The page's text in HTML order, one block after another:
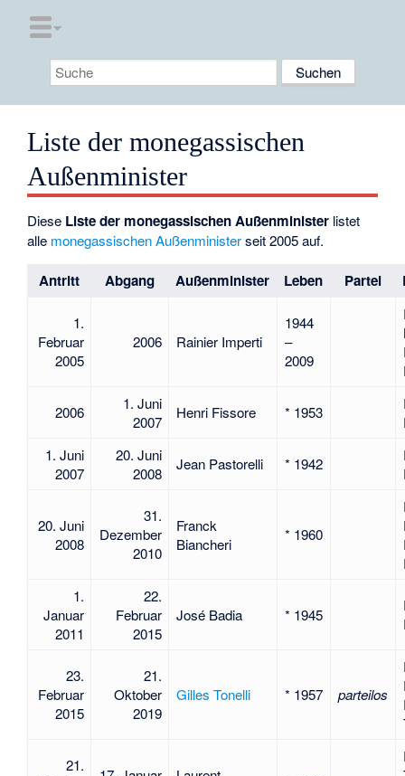
Liste der monegassischen
Außenminister
Diese Liste der monegassischen Außenminister listet
alle monegassischen Außenministerseit 2005 auf.
Antritt Abgang Außenminister Leben Partei
1.
Februar
2005
2006 Rainier Imperti
1944
–
2009
2006
1. Juni
2007
Henri Fissore * 1953
1. Juni
2007
20. Juni
2008
Jean Pastorelli * 1942
20. Juni
2008
31.
Dezember
2010
Franck
Biancheri
* 1960
1.
Januar
2011
22.
Februar
2015
José Badia * 1945
23.
Februar
2015
21.
Oktober
2019
Gilles Tonelli * 1957 parteilos
21.